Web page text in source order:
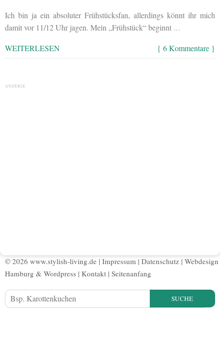
Ich bin ja ein absoluter Frühstücksfan, allerdings könnt ihr mich
damit vor 11/12 Uhr jagen. Mein „Frühstück“ beginnt …
WEITERLESEN { 6 Kommentare }
ANZEIGE
© 2026 www.stylish-living.de | Impressum | Datenschutz | Webdesign
Hamburg & Wordpress | Kontakt | Seitenanfang
SUCHE